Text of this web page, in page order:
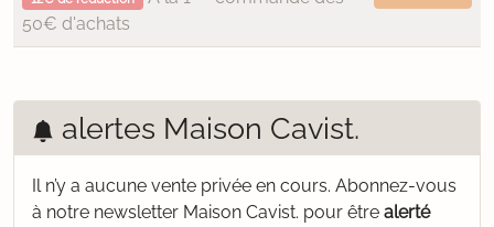
50€ d'achats
alertes Maison Cavist.
Il n’y a aucune vente privée en cours. Abonnez-vous
à notre newsletter Maison Cavist. pour être alerté